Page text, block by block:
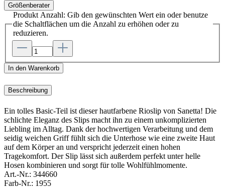
Größenberater
Produkt Anzahl: Gib den gewünschten Wert ein oder benutze
die Schaltflächen um die Anzahl zu erhöhen oder zu
reduzieren.
In den Warenkorb
Beschreibung
Ein tolles Basic-Teil ist dieser hautfarbene Rioslip von Sanetta! Die
schlichte Eleganz des Slips macht ihn zu einem unkomplizierten
Liebling im Alltag. Dank der hochwertigen Verarbeitung und dem
seidig weichen Griff fühlt sich die Unterhose wie eine zweite Haut
auf dem Körper an und verspricht jederzeit einen hohen
Tragekomfort. Der Slip lässt sich außerdem perfekt unter helle
Hosen kombinieren und sorgt für tolle Wohlfühlmomente.
Art.-Nr.: 344660
Farb-Nr.: 1955